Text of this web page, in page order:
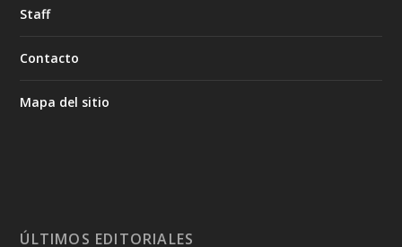
Staff
Contacto
Mapa del sitio
ÚLTIMOS EDITORIALES